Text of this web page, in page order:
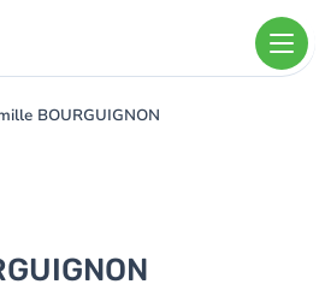
BOURGUIGNON